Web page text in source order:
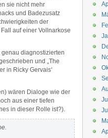
sie nicht mehr
und Badezusatz
der
auf einer Vollnarkose
diagnostizierten
und „The
in Ricky Gervais‘
wären Dialoge wie der
aus einer tiefen
in dieser Rolle ist?).